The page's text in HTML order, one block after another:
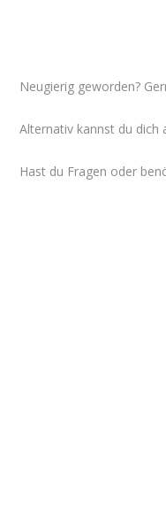
Neugierig geworden?
Alternativ kannst du dich
Hast du Fragen oder